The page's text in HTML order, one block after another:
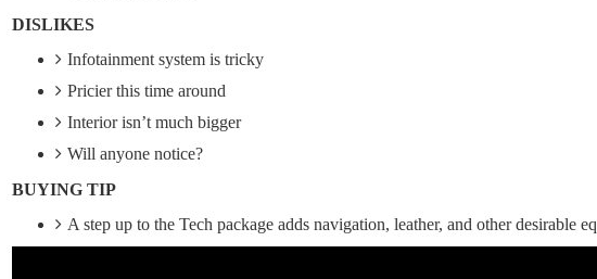
- අරමුණ ගීතයේ පද පෙළ
Song Lyrics - සඳට දුක හිතිලා ගීතයේ පද පෙළ
- ෆාදර් ගීතයේ පද පෙළ
- නීනා ගීතයේ පද පෙළ
DISLIKES
Infotainment system is tricky
Pricier this time around
Interior isn’t much bigger
Will anyone notice?
BUYING TIP
A step up to the Tech package adds navigation, leather, and other desirable